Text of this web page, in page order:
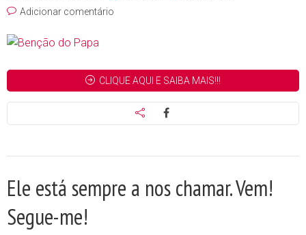
Adicionar comentário
CLIQUE AQUI E SAIBA MAIS!!!
Ele está sempre a nos chamar. Vem!
Segue-me!